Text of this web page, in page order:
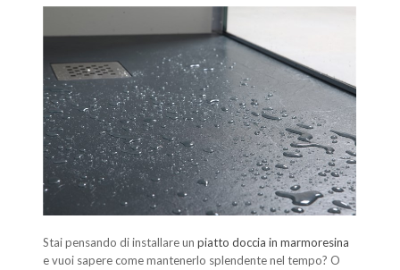
Stai pensando di installare un piatto doccia in marmoresina
e vuoi sapere come mantenerlo splendente nel tempo? O